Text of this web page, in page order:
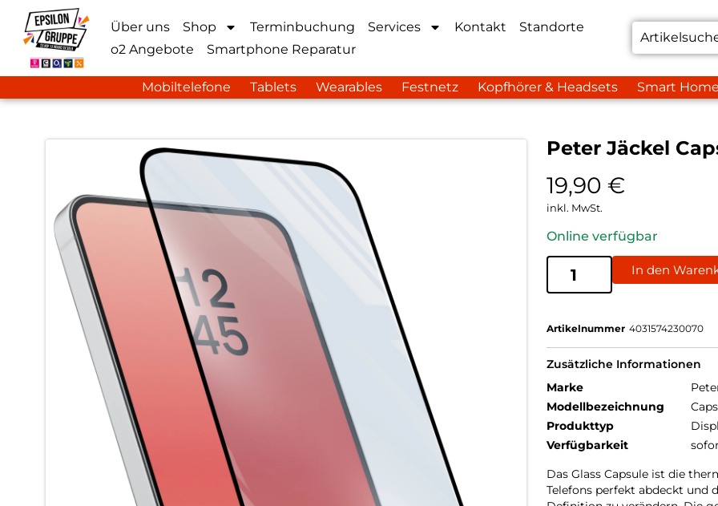
Über uns Shop Terminbuchung Services Kontakt
Standorte
o2 Angebote
Smartphone Reparatur
Mobiltelefone Tablets Wearables Festnetz Kopfhörer & Headsets Smart
Peter Jäckel
19,90 €
inkl. MwSt.
Online verfügbar
In den
Artikelnummer 4031574230070
Zusätzliche Informationen
Marke
Modellbezeichnung
Produkttyp
Verfügbarkeit
Das Glass Capsule ist die
Telefons perfekt abdeckt und